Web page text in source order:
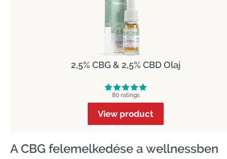
2,5% CBG & 2,5% CBD Olaj
80 ratings
View product
A CBG felemelkedése a wellnessben